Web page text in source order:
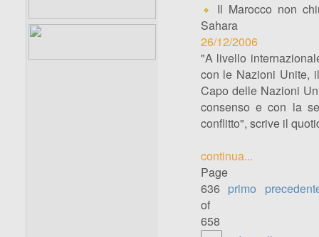
Il Marocco non
Sahara
26/12/2006
"A livello
con le Nazioni Unite,
Capo delle Nazioni
consenso e con la
conflitto", scrive il
continua...
Page
636
of
658
primo